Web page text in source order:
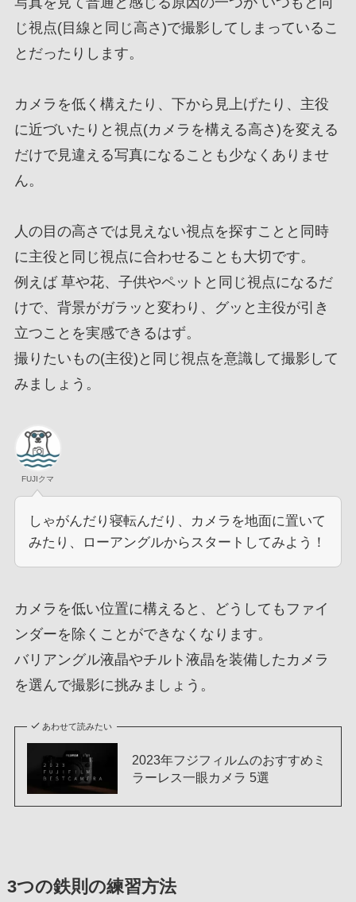
じ視点(目線と同じ高さ)で撮影してしまっているこ
とだったりします。
カメラを低く構えたり、下から見上げたり、主役
に近づいたりと視点(カメラを構える高さ)を変える
だけで見違える写真になることも少なくありませ
ん。
人の目の高さでは見えない視点を探すことと同時
に主役と同じ視点に合わせることも大切です。
例えば 草や花、子供やペットと同じ視点になるだ
けで、背景がガラッと変わり、グッと主役が引き
立つことを実感できるはず。
撮りたいもの(主役)と同じ視点を意識して撮影して
みましょう。
FUJIクマ
しゃがんだり寝転んだり、カメラを地面に置いて
みたり、ローアングルからスタートしてみよう！
カメラを低い位置に構えると、どうしてもファイ
ンダーを除くことができなくなります。
バリアングル液晶やチルト液晶を装備したカメラ
を選んで撮影に挑みましょう。
あわせて読みたい
2023年フジフィルムのおすすめミ
ラーレス一眼カメラ 5選
3つの鉄則の練習方法